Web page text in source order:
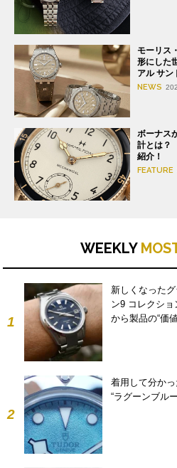
モーリス
形にした
アル サン
NEWS
ボーナス
計とは？
紹介！
FEATURE
WEEKLY
1
新しくなった
ン9 コレクシ
から製品の“価
2
着用して分か
“ラグーンブル